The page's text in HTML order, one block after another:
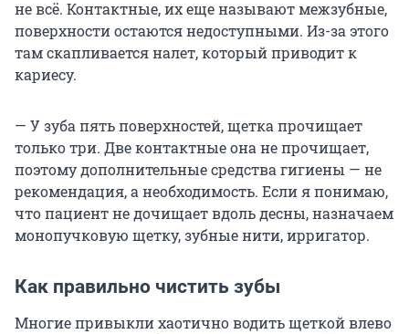
не всё. Контактные, их еще называют межзубные,
поверхности остаются недоступными. Из-за этого
там скапливается налет, который приводит к
кариесу.
— У зуба пять поверхностей, щетка прочищает
только три. Две контактные она не прочищает,
поэтому дополнительные средства гигиены — не
рекомендация, а необходимость. Если я понимаю,
что пациент не дочищает вдоль десны, назначаем
монопучковую щетку, зубные нити, ирригатор.
Как правильно чистить зубы
Многие привыкли хаотично водить щеткой влево